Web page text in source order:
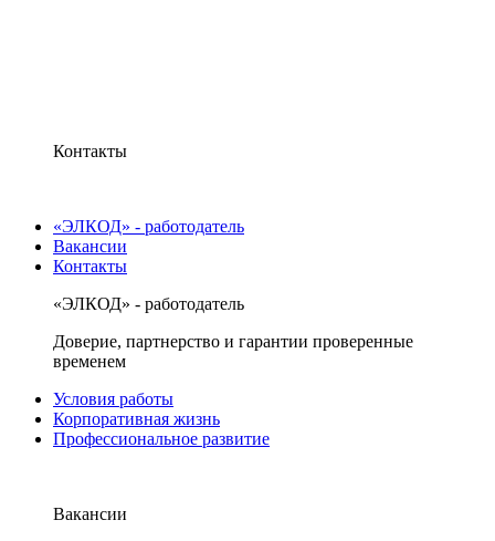
Контакты
«ЭЛКОД» - работодатель
Вакансии
Контакты
«ЭЛКОД» - работодатель
Доверие, партнерство и гарантии проверенные
временем
Условия работы
Корпоративная жизнь
Профессиональное развитие
Вакансии